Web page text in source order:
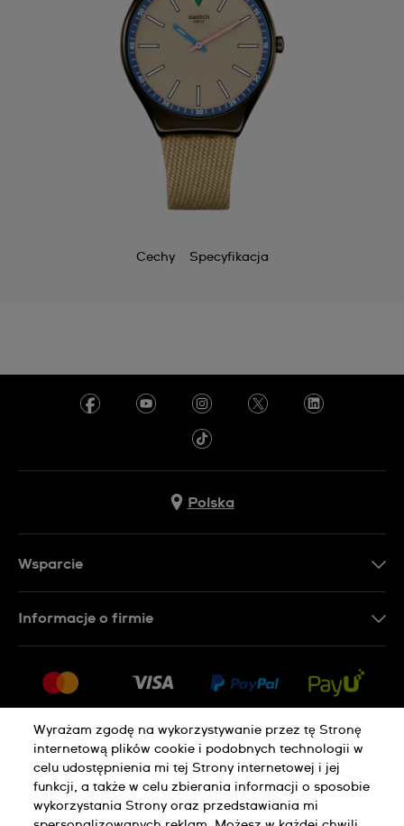
Cechy Specyfikacja
Polska
Wsparcie
Zwroty i reklamacje
Warunki sprzedaży
Odstąp od umowy
Informacje o firmie
Praca
Polityka Prywatności Pliki Cookie
Wyrażam zgodę na wykorzystywanie przez tę Stronę
internetową plików cookie i podobnych technologii w
celu udostępnienia mi tej Strony internetowej i jej
funkcji, a także w celu zbierania informacji o sposobie
wykorzystania Strony oraz przedstawiania mi